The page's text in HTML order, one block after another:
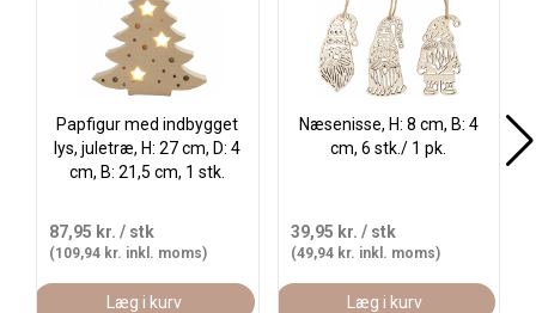
Papfigur med indbygget
lys, juletræ, H: 27 cm, D: 4
cm, B: 21,5 cm, 1 stk.
87,95 kr. / stk
(109,94 kr. inkl. moms)
Læg i kurv
Næsenisse, H: 8 cm, B: 4
cm, 6 stk./ 1 pk.
39,95 kr. / stk
(49,94 kr. inkl. moms)
Læg i kurv